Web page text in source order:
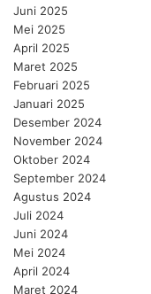
Juni 2025
Mei 2025
April 2025
Maret 2025
Februari 2025
Januari 2025
Desember 2024
November 2024
Oktober 2024
September 2024
Agustus 2024
Juli 2024
Juni 2024
Mei 2024
April 2024
Maret 2024